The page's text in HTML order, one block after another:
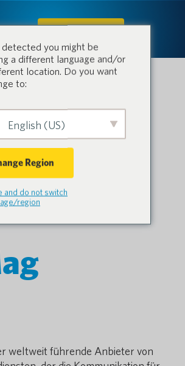
IN DEN SHOP
weltweit führende Anbieter von
you might be
a different language and/or
location. Do you want
to:
English (US)
Region
and do not switch
region